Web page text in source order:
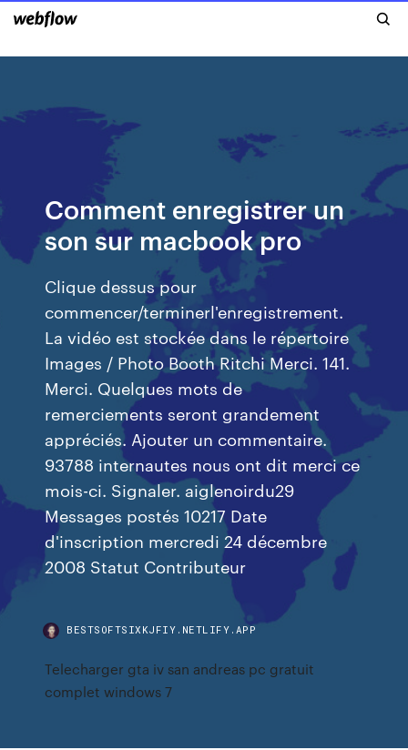
Comment enregistrer un
son sur macbook pro
Clique dessus pour
commencer/terminerl'enregistrement.
La vidéo est stockée dans le répertoire
Images / Photo Booth Ritchi Merci. 141.
Merci. Quelques mots de
remerciements seront grandement
appréciés. Ajouter un commentaire.
93788 internautes nous ont dit merci ce
mois-ci. Signaler. aiglenoirdu29
Messages postés 10217 Date
d'inscription mercredi 24 décembre
2008 Statut Contributeur
BESTSOFTSIXKJFIY.NETLIFY.APP
Telecharger gta iv san andreas pc gratuit
complet windows 7